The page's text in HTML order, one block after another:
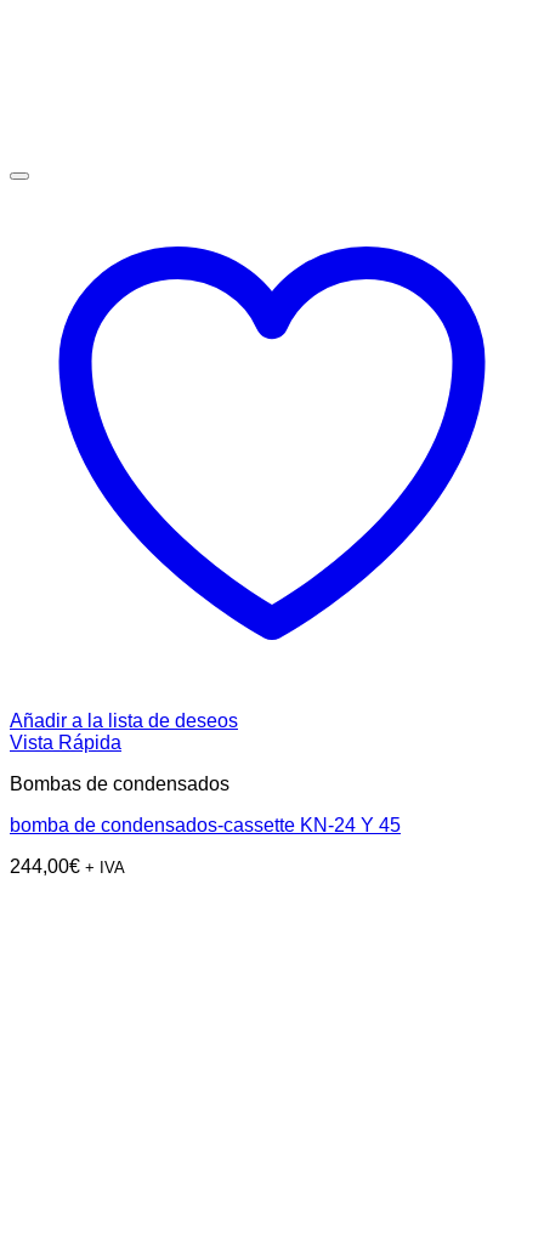
Añadir a la lista de deseos
Vista Rápida
Bombas de condensados
bomba de condensados-cassette KN-24 Y 45
244,00€ + IVA